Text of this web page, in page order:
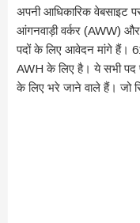
अपनी आधिकारिक वेबसाइट
आंगनवाड़ी वर्कर (AWW)
पदों के लिए आवेदन मांगे हैं।
AWH के लिए है। ये सभी
के लिए भरे जाने वाले हैं। जो